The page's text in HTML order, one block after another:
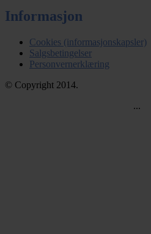
Informasjon
Cookies (informasjonskapsler)
Salgsbetingelser
Personvernerklæring
© Copyright 2014.
...